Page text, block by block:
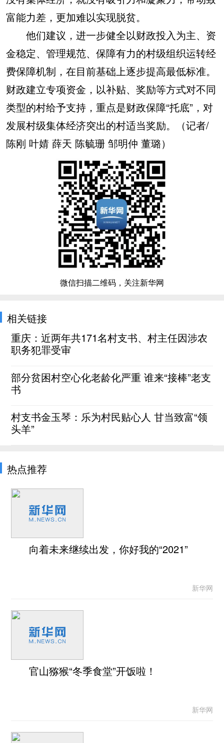
富能力差，更加难以实现脱贫。
他们建议，进一步健全以财政投入为主、资
金稳定、管理规范、保障有力的村级组织运转经
费保障机制，在目前基础上逐步提高最低标准。
财政建立专项资金，以补贴、奖励等方式对不同
类型的村给予支持，重点是财政保障“托底”，对
发展村级集体经济突出的村适当奖励。（记者/
陈刚 叶婧 薛天 陈毓珊 邹明仲 董璐）
微信扫描二维码，关注新华网
相关链接
重庆：近两年共171名村支书、村主任因涉农
职务犯罪受审
部分贫困村空心化老龄化严重 谁来“接棒”老支
书
村支书金玉琴：乐为村民贴心人 甘当致富“领
头羊”
热点推荐
向着未来继续出发，你好我的“2021”
新华网
官山猕猴“冬季食堂”开饭啦！
新华网